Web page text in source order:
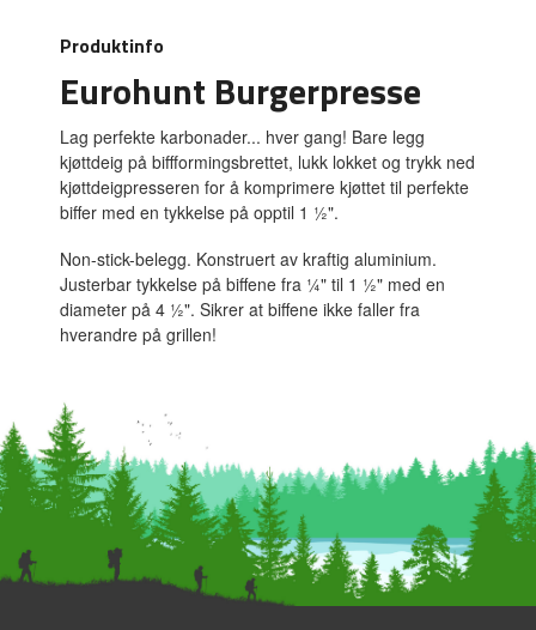
Produktinfo
Eurohunt Burgerpresse
Lag perfekte karbonader... hver gang! Bare legg
kjøttdeig på biffformingsbrettet, lukk lokket og trykk ned
kjøttdeigpresseren for å komprimere kjøttet til perfekte
biffer med en tykkelse på opptil 1 ½".
Non-stick-belegg. Konstruert av kraftig aluminium.
Justerbar tykkelse på biffene fra ¼" til 1 ½" med en
diameter på 4 ½". Sikrer at biffene ikke faller fra
hverandre på grillen!